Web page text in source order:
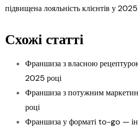
підвищена лояльність клієнтів у 2025
Схожі статті
Франшиза з власною
2025 році
Франшиза з потужним
році
Франшиза у форматі to-go —